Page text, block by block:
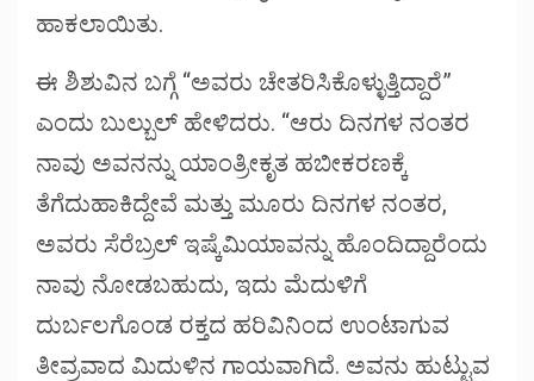
ಹಾಕಲಾಯಿತು.
ಈ ಶಿಶುವಿನ ಬಗ್ಗೆ “ಅವರು ಚೇತರಿಸಿಕೊಳ್ಳುತ್ತಿದ್ದಾರೆ”
ಎಂದು ಬುಲ್ಬುಲ್ ಹೇಳಿದರು. “ಆರು ದಿನಗಳ ನಂತರ
ನಾವು ಅವನನ್ನು ಯಾಂತ್ರೀಕೃತ ಹಬೀಕರಣಕ್ಕೆ
ತೆಗೆದುಹಾಕಿದ್ದೇವೆ ಮತ್ತು ಮೂರು ದಿನಗಳ ನಂತರ,
ಅವರು ಸೆರೆಬ್ರಲ್ ಇಷ್ಕೆಮಿಯಾವನ್ನು ಹೊಂದಿದ್ದಾರೆಂದು
ನಾವು ನೋಡಬಹುದು, ಇದು ಮೆದುಳಿಗೆ
ದುರ್ಬಲಗೊಂಡ ರಕ್ತದ ಹರಿವಿನಿಂದ ಉಂಟಾಗುವ
ತೀವ್ರವಾದ ಮಿದುಳಿನ ಗಾಯವಾಗಿದೆ. ಅವನು ಹುಟ್ಟುವ